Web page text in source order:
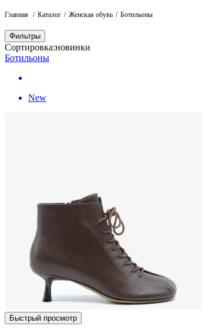
Главная Каталог Женская обувь Ботильоны
Фильтры
Сортировка:новинки
Ботильоны
New
Быстрый просмотр